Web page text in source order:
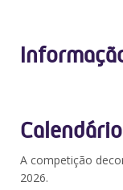
Calendário
A competição
2026.